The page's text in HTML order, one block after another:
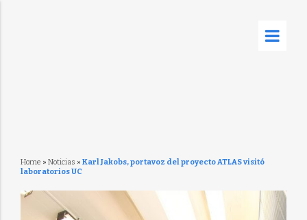
Home » Noticias » Karl Jakobs, portavoz del proyecto ATLAS visitó
laboratorios UC